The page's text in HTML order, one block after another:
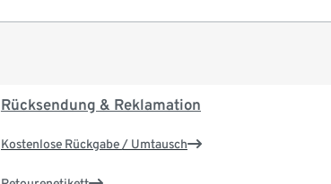
Rücksendung & Reklamation
Kostenlose Rückgabe / Umtausch